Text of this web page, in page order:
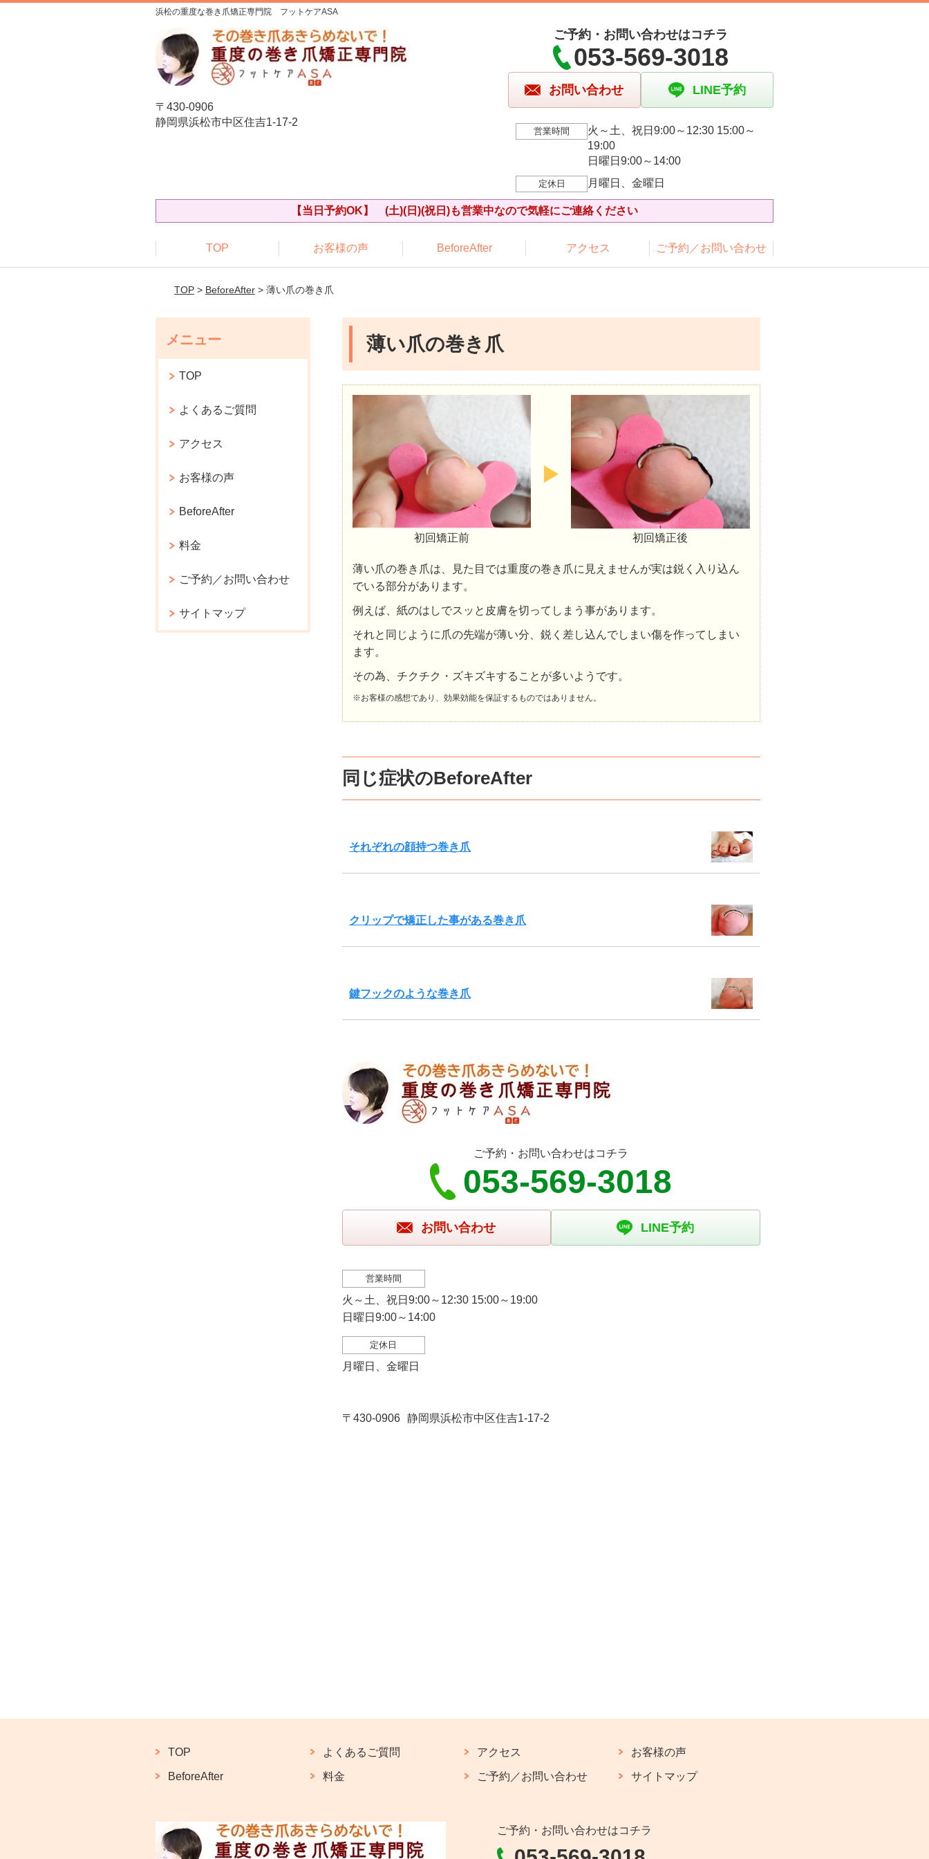
浜松の重度な巻き爪矯正専門院 フットケアASA
〒430-0906
静岡県浜松市中区住吉1-17-2
ご予約・お問い合わせはコチラ
053-569-3018
お問い合わせ LINE予約
営業時間
火～土、祝日9:00～12:30 15:00～
19:00
日曜日9:00～14:00
定休日 月曜日、金曜日
【当日予約OK】 (土)(日)(祝日)も営業中なので気軽にご連絡ください
TOP お客様の声 BeforeAfter アクセス ご予約／お問い合わせ
TOP> BeforeAfter> 薄い爪の巻き爪
薄い爪の巻き爪
初回矯正前 初回矯正後
薄い爪の巻き爪は、見た目では重度の巻き爪に見えませんが実は鋭く入り込ん
でいる部分があります。
例えば、紙のはしでスッと皮膚を切ってしまう事があります。
それと同じように爪の先端が薄い分、鋭く差し込んでしまい傷を作ってしまい
ます。
その為、チクチク・ズキズキすることが多いようです。
※お客様の感想であり、効果効能を保証するものではありません。
同じ症状のBeforeAfter
それぞれの顔持つ巻き爪
クリップで矯正した事がある巻き爪
鍵フックのような巻き爪
ご予約・お問い合わせはコチラ
053-569-3018
お問い合わせ LINE予約
営業時間
火～土、祝日9:00～12:30 15:00～19:00
日曜日9:00～14:00
定休日
月曜日、金曜日
〒430-0906 静岡県浜松市中区住吉1-17-2
メニュー
TOP
よくあるご質問
アクセス
お客様の声
BeforeAfter
料金
ご予約／お問い合わせ
サイトマップ
TOP よくあるご質問 アクセス お客様の声
BeforeAfter 料金 ご予約／お問い合わせ サイトマップ
ご予約・お問い合わせはコチラ